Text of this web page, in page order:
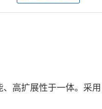
高扩展性于一体。采用